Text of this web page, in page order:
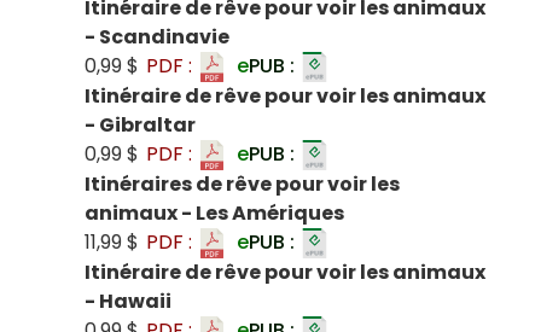
Itinéraire de rêve pour voir les animaux
- Scandinavie
0,99 $ PDF : ePUB :
Itinéraire de rêve pour voir les animaux
- Gibraltar
0,99 $ PDF : ePUB :
Itinéraires de rêve pour voir les
animaux - Les Amériques
11,99 $ PDF : ePUB :
Itinéraire de rêve pour voir les animaux
- Hawaii